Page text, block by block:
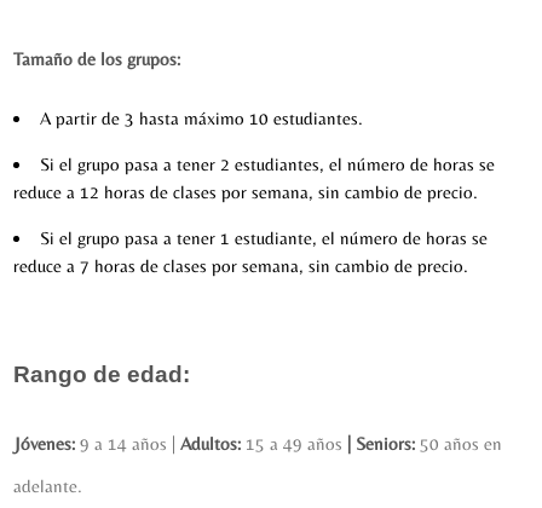
Tamaño de los grupos:
A partir de 3 hasta máximo 10 estudiantes.
Si el grupo pasa a tener 2 estudiantes, el número de horas se
reduce a 12 horas de clases por semana, sin cambio de precio.
Si el grupo pasa a tener 1 estudiante, el número de horas se
reduce a 7 horas de clases por semana, sin cambio de precio.
Rango de edad:
Jóvenes: 9 a 14 años |Adultos: 15 a 49 años Seniors: 50 años en
adelante.